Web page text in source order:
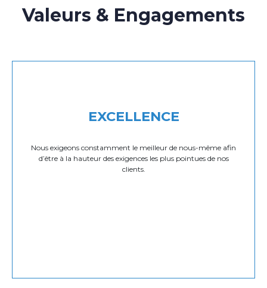
Valeurs & Engagements
EXCELLENCE
Nous exigeons constamment le meilleur de nous-même afin
d’être à la hauteur des exigences les plus pointues de nos
clients.